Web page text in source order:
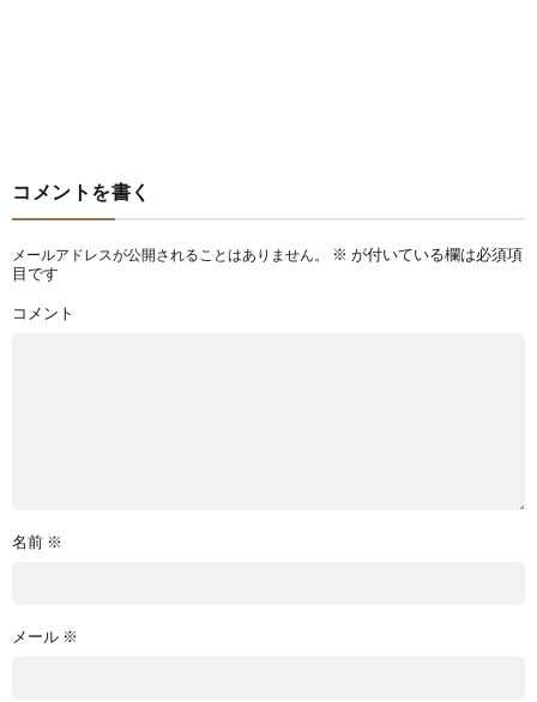
コメントを書く
メールアドレスが公開されることはありません。 ※ が付いている欄は必須項
目です
コメント
名前 ※
メール ※